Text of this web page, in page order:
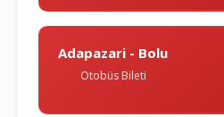
Adapazari - Bolu
Otobüs Bileti